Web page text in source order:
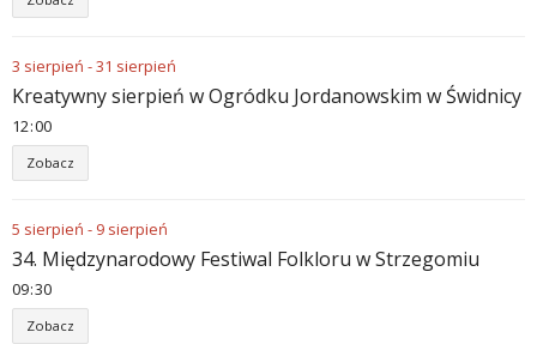
3 sierpień -31 sierpień
Kreatywny sierpień w Ogródku Jordanowskim w Świdnicy
12:00
Zobacz
5 sierpień - 9 sierpień
34. Międzynarodowy Festiwal Folkloru w Strzegomiu
09:30
Zobacz